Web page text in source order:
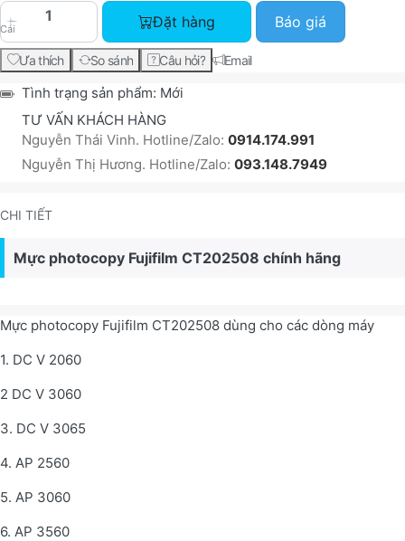
Cái
Mực photocopy Fujifilm CT202508 Black
Đặt hàng Báo giá
Ưa thích So sánh Câu hỏi? Email
Tình trạng sản phẩm: Mới
TƯ VẤN KHÁCH HÀNG
Nguyễn Thái Vinh. Hotline/Zalo: 0914.174.991
Nguyễn Thị Hương. Hotline/Zalo: 093.148.7949
CHI TIẾT
Mực photocopy Fujifilm CT202508 chính hãng
Mực photocopy Fujifilm CT202508 dùng cho các dòng máy
1. DC V 2060
2 DC V 3060
3. DC V 3065
4. AP 2560
5. AP 3060
6. AP 3560